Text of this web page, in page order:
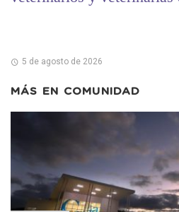
5 de agosto de 2026
MÁS EN COMUNIDAD